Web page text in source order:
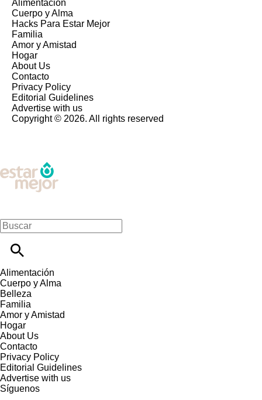
Alimentación
Cuerpo y Alma
Hacks Para Estar Mejor
Familia
Amor y Amistad
Hogar
About Us
Contacto
Privacy Policy
Editorial Guidelines
Advertise with us
Copyright © 2026. All rights reserved
Alimentación
Cuerpo y Alma
Belleza
Familia
Amor y Amistad
Hogar
About Us
Contacto
Privacy Policy
Editorial Guidelines
Advertise with us
Síguenos